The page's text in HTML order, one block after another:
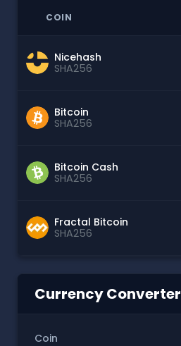
COIN
Nicehash
SHA256
Bitcoin
SHA256
Bitcoin Cash
SHA256
Fractal Bitcoin
SHA256
Currency Converter
Coin